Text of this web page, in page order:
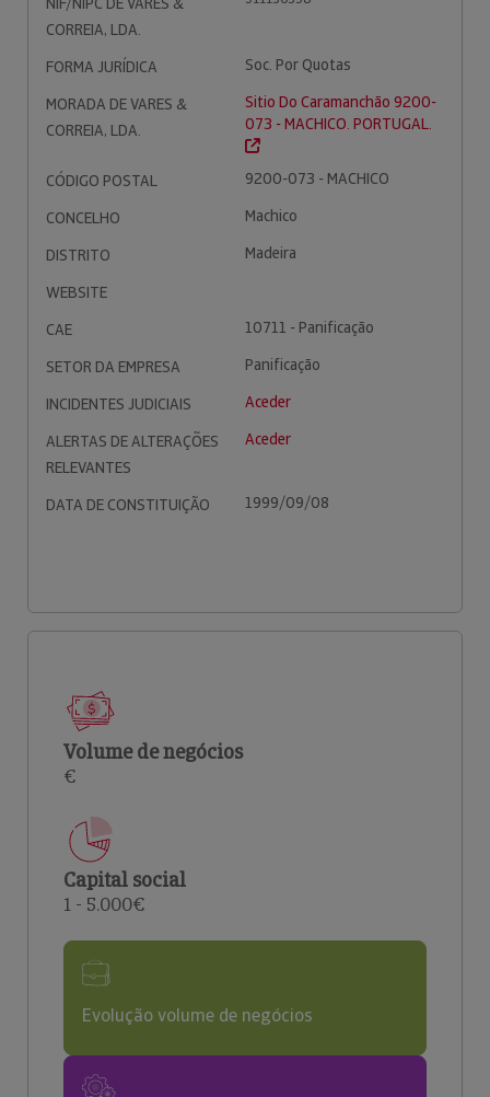
CORREIA, LDA.
FORMA JURÍDICA
Soc. Por Quotas
MORADA DE VARES &
CORREIA, LDA.
Sitio Do Caramanchão 9200-
073 - MACHICO. PORTUGAL.
CÓDIGO POSTAL
9200-073 - MACHICO
CONCELHO
Machico
DISTRITO
Madeira
WEBSITE
CAE
10711 - Panificação
SETOR DA EMPRESA
Panificação
INCIDENTES JUDICIAIS
Aceder
ALERTAS DE ALTERAÇÕES
RELEVANTES
Aceder
DATA DE CONSTITUIÇÃO 1999/09/08
Volume de negócios
€
Capital social
1 - 5.000€
Evolução volume de negócios